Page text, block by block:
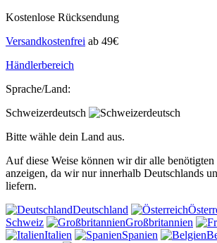
Kostenlose Rücksendung
Versandkostenfrei ab 49€
Händlerbereich
Sprache/Land:
Schweizerdeutsch
Bitte wähle dein Land aus.
Auf diese Weise können wir dir alle
anzeigen, da wir nur innerhalb Deutschlands
liefern.
Deutschland
Schweiz
Großbritannien
Italien
Spanien